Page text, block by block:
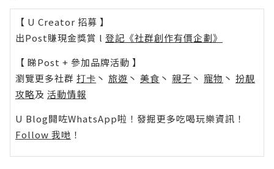
【 U Creator 招募 】
出Post賺現金獎賞 l 登記《社群創作有價企劃》
【 睇Post + 參加品牌活動 】
瀏覽更多社群 打卡 丶 旅遊 丶 美食 丶 親子 丶 寵物 丶 扮靚
攻略及 活動情報
U Blog開咗WhatsApp啦！發掘更多吃喝玩樂資訊！
Follow 我哋 ！